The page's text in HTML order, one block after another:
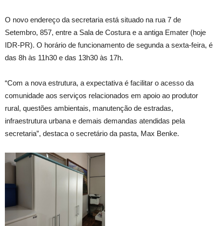
O novo endereço da secretaria está situado na rua 7 de
Setembro, 857, entre a Sala de Costura e a antiga Emater (hoje
IDR-PR). O horário de funcionamento de segunda a sexta-feira, é
das 8h às 11h30 e das 13h30 às 17h.
“Com a nova estrutura, a expectativa é facilitar o acesso da
comunidade aos serviços relacionados em apoio ao produtor
rural, questões ambientais, manutenção de estradas,
infraestrutura urbana e demais demandas atendidas pela
secretaria”, destaca o secretário da pasta, Max Benke.